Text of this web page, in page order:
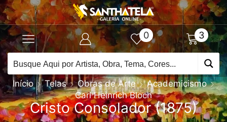
0 3
Início Telas Obras de Arte
Academicismo
Carl Heinrich Bloch
Cristo Consolador (1875)